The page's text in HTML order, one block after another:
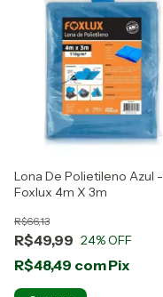
Lona De Polietileno Azul -
Foxlux 4m X 3m
R$49,99
R$66,13
24% OFF
R$48,49 comPix